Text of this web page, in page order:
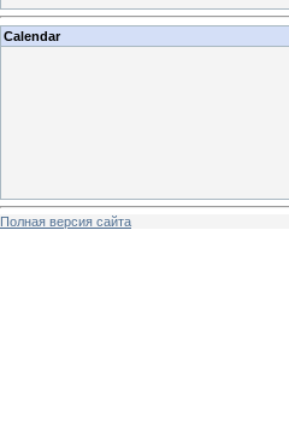
Calendar
Полная версия сайта